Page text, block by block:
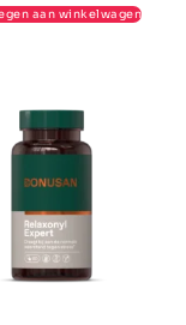
aan winkelwagen